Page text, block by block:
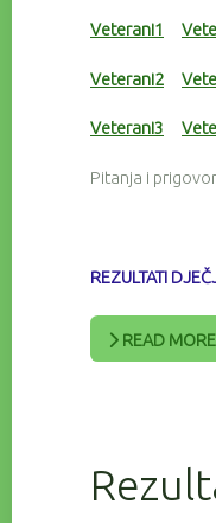
Veterani1
Veterani2
Veterani3
Pitanja i
REZULTATI
READ